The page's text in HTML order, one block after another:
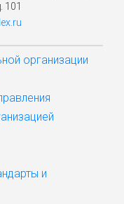
101
организации
и